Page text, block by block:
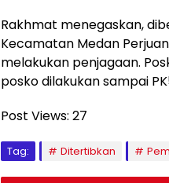
Rakhmat menegaskan,
Kecamatan Medan
melakukan penjagaan.
posko dilakukan sampai
Post Views: 27
Tag: Ditertibkan